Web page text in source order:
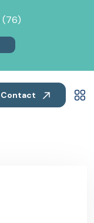
(76)
Contact